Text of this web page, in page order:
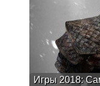
Игры 2018: